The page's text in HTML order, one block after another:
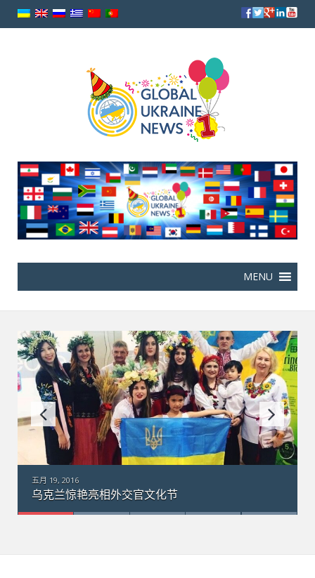
五月 18, 2016
乌克兰“梦幻”运输机在澳大利亚：引数千群众围观